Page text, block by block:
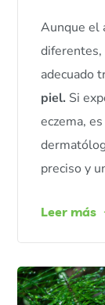
Aunque el
diferentes,
adecuado
piel. Si
eczema,
preciso y
Leer más